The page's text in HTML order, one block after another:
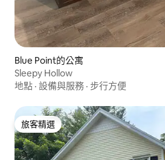
Blue Point的公寓
Sleepy Hollow
地點 · 設備與服務 · 步行方便
旅客精選
旅客精選